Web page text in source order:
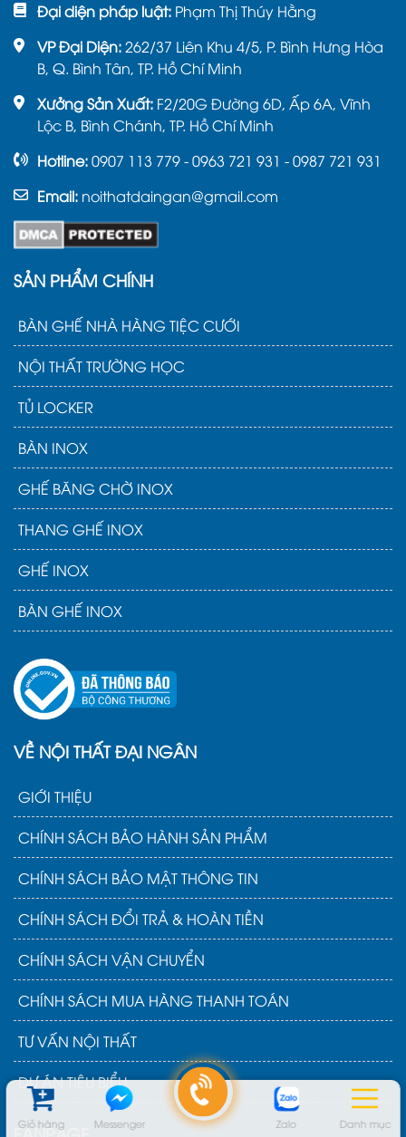
Giỏ hàng Messenger Zalo Danh mục
Đại diện pháp luật: Phạm Thị Thúy Hằng
VP Đại Diện:262/37 Liên Khu 4/5, P. Bình Hưng Hòa
B, Q. Bình Tân, TP. Hồ Chí Minh
Xưởng Sản Xuất: F2/20G Đường 6D, Ấp 6A, Vĩnh
Lộc B, Bình Chánh, TP. Hồ Chí Minh
Hotline:0907 113 779 - 0963 721 931 - 0987 721 931
Email: noithatdaingan@gmail.com
SẢN PHẨM CHÍNH
BÀN GHẾ NHÀ HÀNG TIỆC CƯỚI
NỘI THẤT TRƯỜNG HỌC
TỦ LOCKER
BÀN INOX
GHẾ BĂNG CHỜ INOX
THANG GHẾ INOX
GHẾ INOX
BÀN GHẾ INOX
VỀ NỘI THẤT ĐẠI NGÂN
GIỚI THIỆU
CHÍNH SÁCH BẢO HÀNH SẢN PHẨM
CHÍNH SÁCH BẢO MẬT THÔNG TIN
CHÍNH SÁCH ĐỔI TRẢ & HOÀN TIỀN
CHÍNH SÁCH VẬN CHUYỂN
CHÍNH SÁCH MUA HÀNG THANH TOÁN
TƯ VẤN NỘI THẤT
DỰ ÁN TIÊU BIỂU